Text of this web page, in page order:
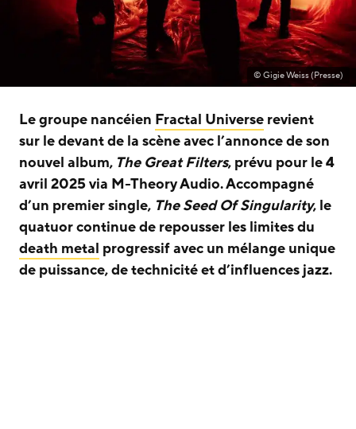
© Gigie Weiss (Presse)
Le groupe nancéien Fractal Universe revient
sur le devant de la scène avec l’annonce de son
nouvel album, The Great Filters, prévu pour le 4
avril 2025 via M-Theory Audio. Accompagné
d’un premier single, The Seed Of Singularity, le
quatuor continue de repousser les limites du
death metal progressif avec un mélange unique
de puissance, de technicité et d’influences jazz.